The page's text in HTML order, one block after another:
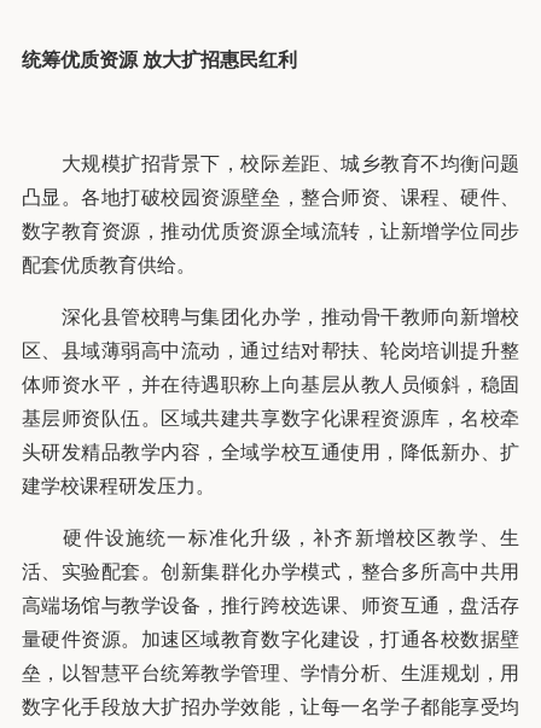
统筹优质资源 放大扩招惠民红利
大规模扩招背景下，校际差距、城乡教育不均衡问题
凸显。各地打破校园资源壁垒，整合师资、课程、硬件、
数字教育资源，推动优质资源全域流转，让新增学位同步
配套优质教育供给。
深化县管校聘与集团化办学，推动骨干教师向新增校
区、县域薄弱高中流动，通过结对帮扶、轮岗培训提升整
体师资水平，并在待遇职称上向基层从教人员倾斜，稳固
基层师资队伍。区域共建共享数字化课程资源库，名校牵
头研发精品教学内容，全域学校互通使用，降低新办、扩
建学校课程研发压力。
硬件设施统一标准化升级，补齐新增校区教学、生
活、实验配套。创新集群化办学模式，整合多所高中共用
高端场馆与教学设备，推行跨校选课、师资互通，盘活存
量硬件资源。加速区域教育数字化建设，打通各校数据壁
垒，以智慧平台统筹教学管理、学情分析、生涯规划，用
数字化手段放大扩招办学效能，让每一名学子都能享受均